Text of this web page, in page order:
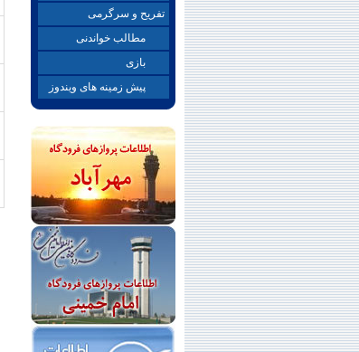
تفریح و سرگرمی
مطالب خواندنی
بازی
پیش زمینه های ویندوز